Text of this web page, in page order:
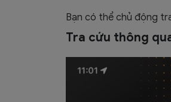
Bạn có thể chủ động
Tra cứu thông